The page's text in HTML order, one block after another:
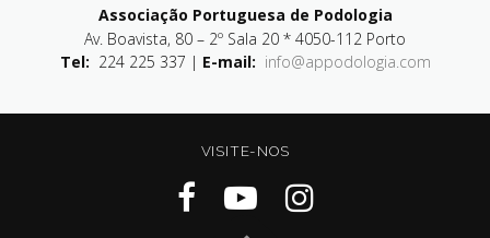
Associação Portuguesa de Podologia
Av. Boavista, 80 – 2º Sala 20 * 4050-112 Porto
Tel: 224 225 337 | E-mail: info@appodologia.com
VISITE-NOS